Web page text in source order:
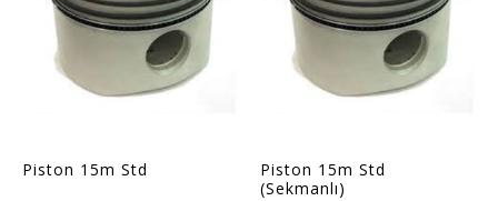
Piston 15m Std
Piston 15m Std
(Sekmanlı)